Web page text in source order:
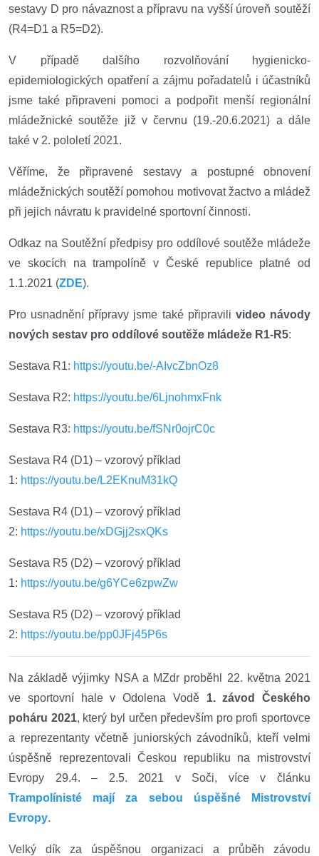
sestavy D pro návaznost a přípravu na vyšší úroveň soutěží
(R4=D1 a R5=D2).
V případě dalšího rozvolňování hygienicko-
epidemiologických opatření a zájmu pořadatelů i účastníků
jsme také připraveni pomoci a podpořit menší regionální
mládežnické soutěže již v červnu (19.-20.6.2021) a dále
také v 2. pololetí 2021.
Věříme, že připravené sestavy a postupné obnovení
mládežnických soutěží pomohou motivovat žactvo a mládež
při jejich návratu k pravidelné sportovní činnosti.
Odkaz na Soutěžní předpisy pro oddílové soutěže mládeže
ve skocích na trampolíně v České republice platné od
1.1.2021 (ZDE).
Pro usnadnění přípravy jsme také připravili video návody
nových sestav pro oddílové soutěže mládeže R1-R5:
Sestava R1: https://youtu.be/-AIvcZbnOz8
Sestava R2: https://youtu.be/6LjnohmxFnk
Sestava R3: https://youtu.be/fSNr0ojrC0c
Sestava R4 (D1) – vzorový příklad
1: https://youtu.be/L2EKnuM31kQ
Sestava R4 (D1) – vzorový příklad
2: https://youtu.be/xDGjj2sxQKs
Sestava R5 (D2) – vzorový příklad
1: https://youtu.be/g6YCe6zpwZw
Sestava R5 (D2) – vzorový příklad
2: https://youtu.be/pp0JFj45P6s
Na základě výjimky NSA a MZdr proběhl 22. května 2021
ve sportovní hale v Odolena Vodě 1. závod Českého
poháru 2021, který byl určen především pro profi sportovce
a reprezentanty včetně juniorských závodníků, kteří velmi
úspěšně reprezentovali Českou republiku na mistrovství
Evropy 29.4. – 2.5. 2021 v Soči, více v článku
Trampolínisté mají za sebou úspěšné Mistrovství
Evropy.
Velký dík za úspěšnou organizaci a průběh závodu